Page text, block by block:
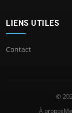
LIENS UTILES
Contact
©
À propos